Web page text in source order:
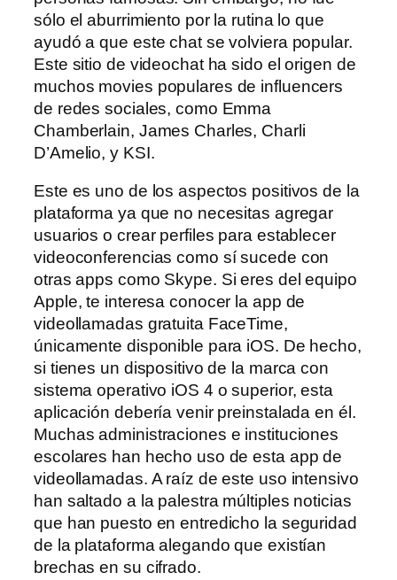
sólo el aburrimiento por la rutina lo que
ayudó a que este chat se volviera popular.
Este sitio de videochat ha sido el origen de
muchos movies populares de influencers
de redes sociales, como Emma
Chamberlain, James Charles, Charli
D’Amelio, y KSI.
Este es uno de los aspectos positivos de la
plataforma ya que no necesitas agregar
usuarios o crear perfiles para establecer
videoconferencias como sí sucede con
otras apps como Skype. Si eres del equipo
Apple, te interesa conocer la app de
videollamadas gratuita FaceTime,
únicamente disponible para iOS. De hecho,
si tienes un dispositivo de la marca con
sistema operativo iOS 4 o superior, esta
aplicación debería venir preinstalada en él.
Muchas administraciones e instituciones
escolares han hecho uso de esta app de
videollamadas. A raíz de este uso intensivo
han saltado a la palestra múltiples noticias
que han puesto en entredicho la seguridad
de la plataforma alegando que existían
brechas en su cifrado.